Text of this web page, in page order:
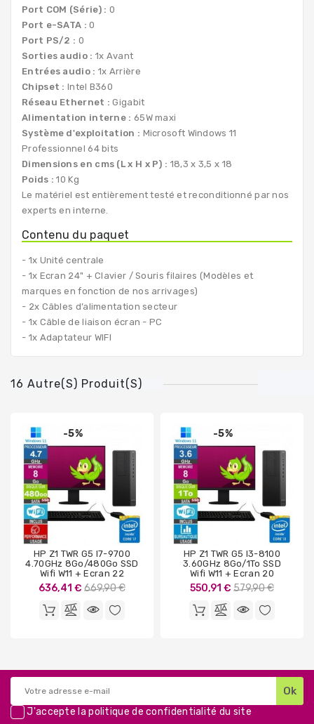
Port COM (Série) : 0
Port e-SATA : 0
Port PS/2 : 0
Sorties audio : 1x Avant
Entrées audio : 1x Arrière
Chipset : Intel B360
Réseau Ethernet :Gigabit
Alimentation interne : 65W maxi
Système d'exploitation : Microsoft Windows 11
Professionnel 64 bits
Dimensions en cms (L x H x P) : 18,3 x 3,5 x 18
Poids :10 Kg
Le matériel est entièrement testé et reconditionné par nos
experts en interne.
Contenu du paquet
- 1x Unité centrale
- 1x Ecran 24" + Clavier / Souris filaires (Modèles et
marques en fonction de nos arrivages)
- 2x Câbles d’alimentation secteur
- 1x Câble de liaison écran - PC
- 1x Adaptateur WIFI
16 Autre(s) Produit(s)
-5%
HP Z1 TWR G5 I7-9700
4.70GHz 8Go/480Go SSD
Wifi W11 + Ecran 22
636,41 € Prix
base
669,90 €
-5%
HP Z1 TWR G5 I3-8100
3.60GHz 8Go/1To SSD
Wifi W11 + Ecran 20
550,91 € Prix
base
579,90 €
J'accepte lapolitique de confidentialité du site